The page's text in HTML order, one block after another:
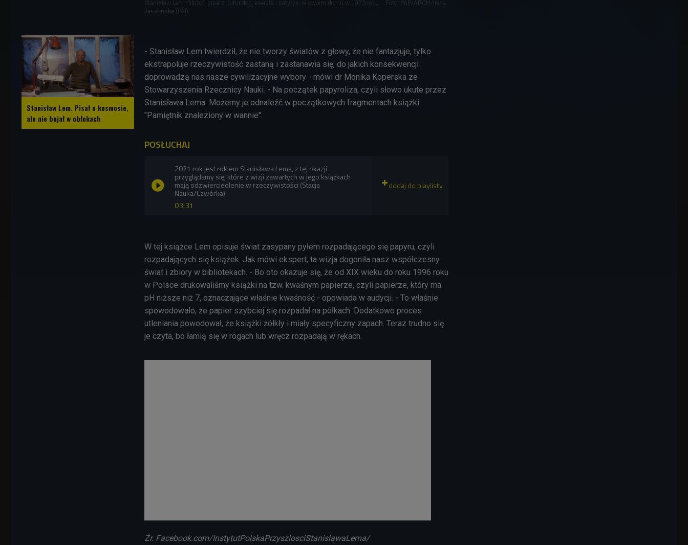
Stanisław Lem - filozof, pisarz, futurolog, eseista i satyryk, w swoim domu w 1973 roku.
Foto: PAP/ARCH/Irena
Jarosińska (PAI)
Stanisław Lem. Pisał o kosmosie,
ale nie bujał w obłokach
- Stanisław Lem twierdził, że nie tworzy światów z głowy, że nie fantazjuje, tylko
ekstrapoluje rzeczywistość zastaną i zastanawia się, do jakich konsekwencji
doprowadzą nas nasze cywilizacyjne wybory - mówi dr Monika Koperska ze
Stowarzyszenia Rzecznicy Nauki. - Na początek papyroliza, czyli słowo ukute przez
Stanisława Lema. Możemy je odnaleźć w początkowych fragmentach książki
"Pamiętnik znaleziony w wannie".
POSŁUCHAJ
03:31
2021 rok jest rokiem Stanisława Lema, z tej okazji
przyglądamy się, które z wizji zawartych w jego książkach
mają odzwierciedlenie w rzeczywistości (Stacja
Nauka/Czwórka)
W tej książce Lem opisuje świat zasypany pyłem rozpadającego się papyru, czyli
rozpadających się książek. Jak mówi ekspert, ta wizja dogoniła nasz współczesny
świat i zbiory w bibliotekach. - Bo oto okazuje się, że od XIX wieku do roku 1996 roku
w Polsce drukowaliśmy książki na tzw. kwaśnym papierze, czyli papierze, który ma
pH niższe niż 7, oznaczające właśnie kwaśność - opowiada w audycji. - To właśnie
spowodowało, że papier szybciej się rozpadał na półkach. Dodatkowo proces
utleniania powodował, że książki żółkły i miały specyficzny zapach. Teraz trudno się
je czyta, bo łamią się w rogach lub wręcz rozpadają w rękach.
Źr. Facebook.com/InstytutPolskaPrzyszlosciStanislawaLema/